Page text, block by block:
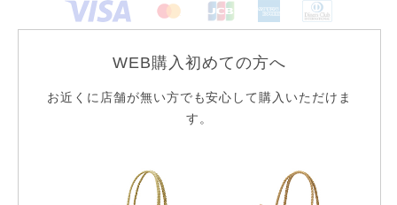
お支払方法について
WEB購入初めての方へ
お近くに店舗が無い方でも安心して購入いただけま
す。